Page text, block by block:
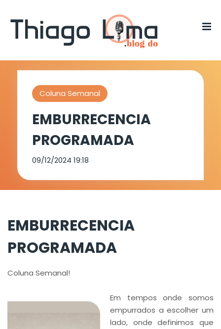
Coluna Semanal
EMBURRECENCIA
PROGRAMADA
09/12/2024 19:18
EMBURRECENCIA
PROGRAMADA
Coluna Semanal!
Em tempos onde somos
empurrados a escolher um
lado, onde definimos que